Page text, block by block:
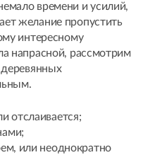
времени и усилий,
желание пропустить
интересному
напрасной, рассмотрим
деревянных
отслаивается;
или неоднократно